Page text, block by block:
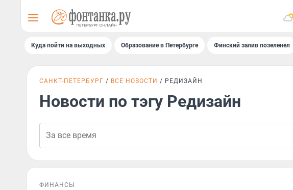
Куда пойти на выходных Образование в Петербурге Финский залив позеленел
САНКТ-ПЕТЕРБУРГ ВСЕ НОВОСТИ РЕДИЗАЙН
Новости по тэгу Редизайн
ФИНАНСЫ